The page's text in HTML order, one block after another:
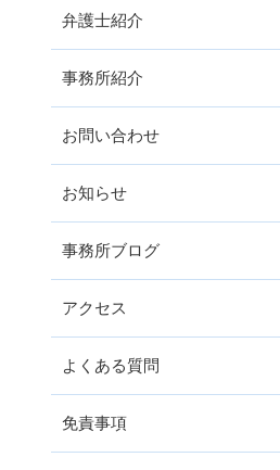
弁護士紹介
事務所紹介
お問い合わせ
お知らせ
事務所ブログ
アクセス
よくある質問
免責事項